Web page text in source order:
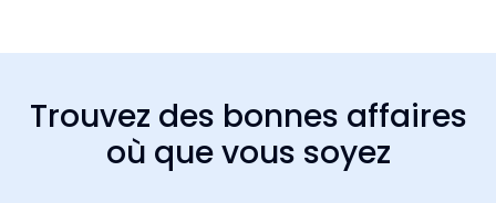
Trouvez des bonnes affaires
où que vous soyez